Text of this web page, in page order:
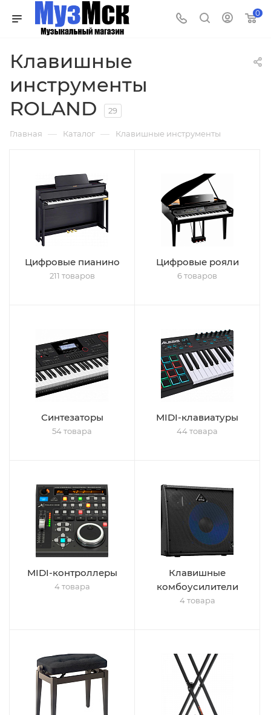
0
Клавишные
инструменты
ROLAND
29
Главная — Каталог — Клавишные инструменты
Цифровые пианино
211 товаров
Цифровые рояли
6 товаров
Синтезаторы
54 товара
MIDI-клавиатуры
44 товара
MIDI-контроллеры
4 товара
Клавишные
комбоусилители
4 товара